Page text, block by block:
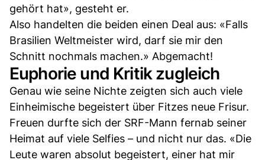
gehört hat», gesteht er.
Also handelten die beiden einen Deal aus: «Falls
Brasilien Weltmeister wird, darf sie mir den
Schnitt nochmals machen.» Abgemacht!
Euphorie und Kritik zugleich
Genau wie seine Nichte zeigten sich auch viele
Einheimische begeistert über Fitzes neue Frisur.
Freuen durfte sich der SRF-Mann fernab seiner
Heimat auf viele Selfies – und nicht nur das. «Die
Leute waren absolut begeistert, einer hat mir